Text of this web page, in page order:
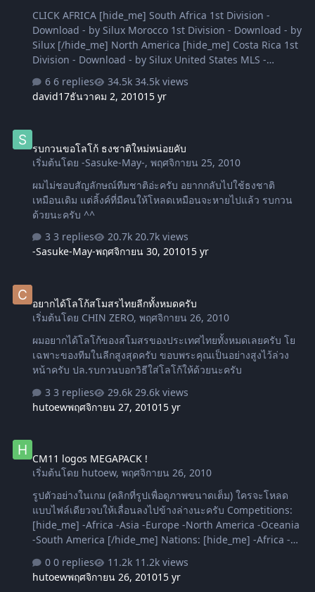
CLICK AFRICA [hide_me] South Africa 1st Division -
Download - by Silux Morocco 1st Division - Download - by
Silux [/hide_me] North America [hide_me] Costa Rica 1st
Division - Download - by Silux United States MLS -
Download - by Silux Mexico 1st Division - Download - by
Silux [/hide_me] South America [hide_me] Argentina 1st
Division - Download - by Silux Brazil Brasileirใo S้rie A -
Colombia Copa Mustang - Download - by STK Paraguay
Primera Division - Download - by Blazz Uruguay Primera
Division - Download - by Silux [/hide_me] Asia [hide_m…
6 replies
34.5k views
david17ธันวาคม 2, 201015 yr
รบกวนขอโลโก้ ธงชาติใหม่หน่อยคับ
เริ่มต้นโดย-Sasuke-May-,พฤศจิกายน 25, 2010
ผมไม่ชอบสัญลักษณ์ทีมชาติอ่ะครับ อยากกลับไปใช้ธงชาติ
เหมือนเดิม แต่ลิ้งค์ที่มีคนให้โหลดเหมือนจะหายไปแล้ว รบกวน
ด้วยนะครับ ^^
3 replies
20.7k views
-Sasuke-May-พฤศจิกายน 30, 201015 yr
อยากได้โลโก้สโมสรไทยลีกทั้งหมดครับ
เริ่มต้นโดย CHIN ZERO,พฤศจิกายน 26, 2010
ผมอยากได้โลโก้ของสโมสรของประเทศไทยทั้งหมดเลยครับ โย
เฉพาะของทีมในลีกสูงสุดครับ ขอบพระคุณเป็นอย่างสูงไว้ล่วง
หน้าครับ ปล.รบกวนบอกวิธีใส่โลโก้ให้ด้วยนะครับ
3 replies
29.6k views
hutoewพฤศจิกายน 27, 201015 yr
CM11 logos MEGAPACK !
เริ่มต้นโดย hutoew,พฤศจิกายน 26, 2010
รูปตัวอย่างในเกม (คลิกที่รูปเพื่อดูภาพขนาดเต็ม) ใครจะโหลด
แบบไฟล์เดียวจบให้เลื่อนลงไปข้างล่างนะครับ Competitions:
[hide_me] -Africa -Asia -Europe -North America -Oceania
-South America [/hide_me] Nations: [hide_me] -Africa -
[/hide_me] Clubs: [hide_me] Argentina: -Primera Division
-Primera B Nacional Australia: -Hyundai A-League
0 replies
11.2k views
hutoewพฤศจิกายน 26, 201015 yr